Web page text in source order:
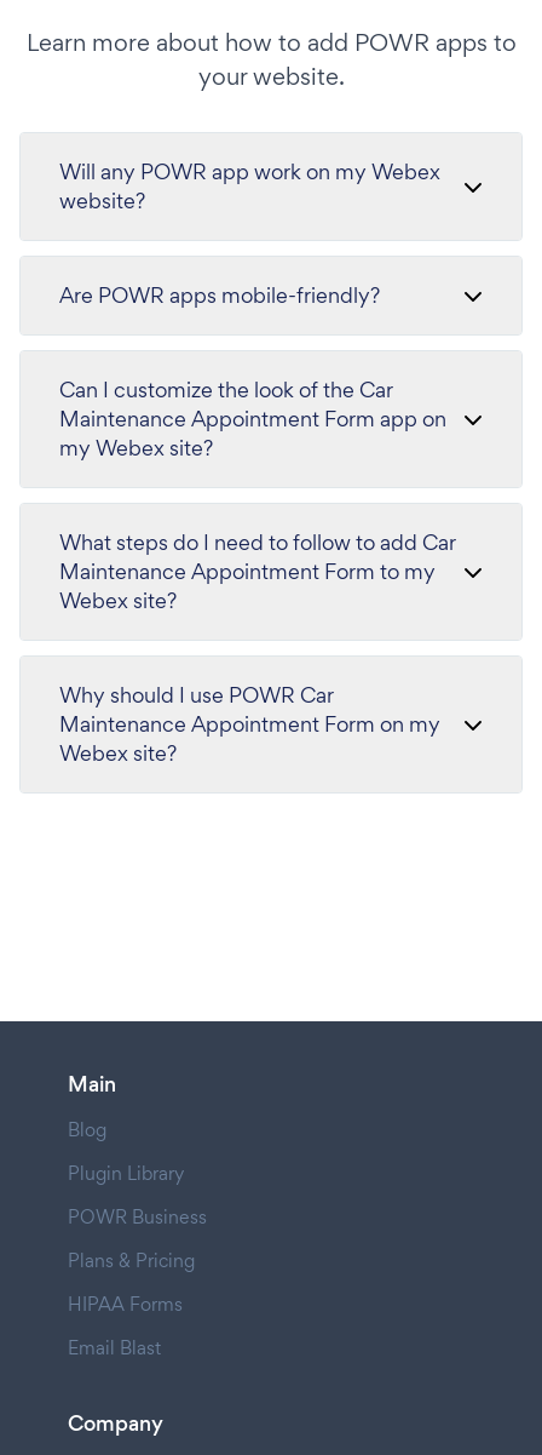
Learn more about how to add POWR apps to
your website.
Will any POWR app work on my Webex
website?
Are POWR apps mobile-friendly?
Can I customize the look of the Car
Maintenance Appointment Form app on
my Webex site?
What steps do I need to follow to add Car
Maintenance Appointment Form to my
Webex site?
Why should I use POWR Car
Maintenance Appointment Form on my
Webex site?
Main
Blog
Plugin Library
POWR Business
Plans & Pricing
HIPAA Forms
Email Blast
Company